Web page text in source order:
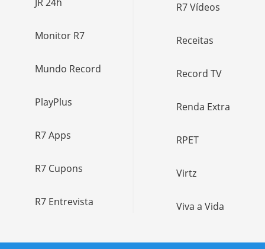
Monitor R7
Mundo Record
PlayPlus
R7 Apps
R7 Cupons
R7 Entrevista
R7 Vídeos
Receitas
Record TV
Renda Extra
RPET
Virtz
Viva a Vida